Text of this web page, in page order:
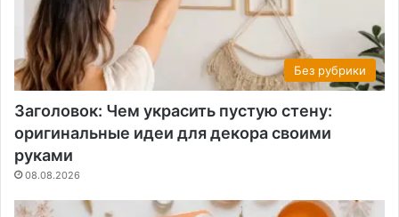
Без рубрики
Заголовок: Чем украсить пустую стену:
оригинальные идеи для декора своими
руками
08.08.2026